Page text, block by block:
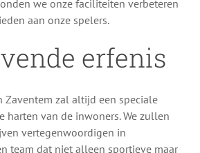
we onze faciliteiten verbeteren
aan onze spelers.
erfenis
Zaventem zal altijd een speciale
harten van de inwoners. We zullen
vertegenwoordigen in
team dat niet alleen sportieve maar